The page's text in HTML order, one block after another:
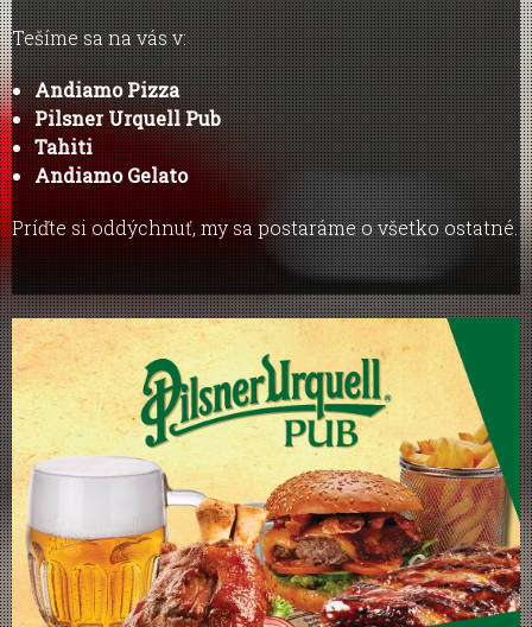
Tešíme sa na vás v:
Andiamo Pizza
Pilsner Urquell Pub
Tahiti
Andiamo Gelato
Príďte si oddýchnuť, my sa postaráme o všetko ostatné.